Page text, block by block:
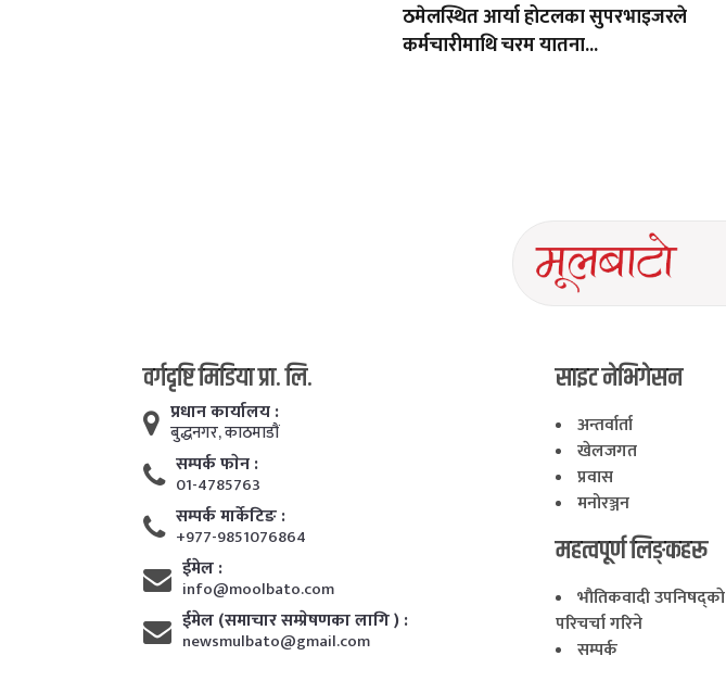
ठमेलस्थित आर्या होटलका सुपरभाइजरले
कर्मचारीमाथि चरम यातना...
वर्गदृष्टि मिडिया प्रा. लि.
प्रधान कार्यालय :
बुद्धनगर, काठमाडाैं
सम्पर्क फाेन :
01-4785763
सम्पर्क मार्केटिङ :
+977-9851076864
ईमेल :
info@moolbato.com
ईमेल (समाचार सम्प्रेषणका लागि ) :
newsmulbato@gmail.com
साइट नेभिगेसन
अन्तर्वार्ता
खेलजगत
प्रवास
मनोरञ्जन
महत्वपूर्ण लिङ्कहरू
भाैतिकवादी उपनिषद्काे
परिचर्चा गरिने
सम्पर्क